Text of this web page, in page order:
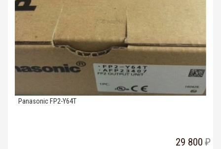
Panasonic FP2-Y64T
29 800